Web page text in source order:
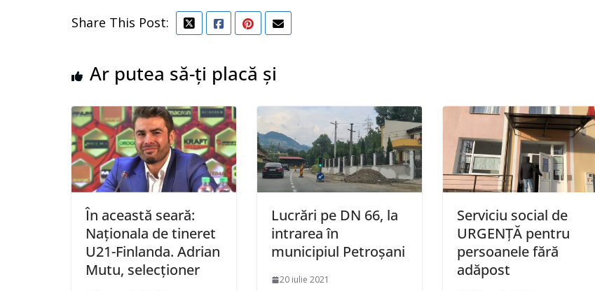
Share This Post:
Ar putea să-ți placă și
În această seară:
Naționala de tineret
U21-Finlanda. Adrian
Mutu, selecționer
Lucrări pe DN 66, la
intrarea în
municipiul Petroșani
20 iulie 2021
Serviciu social de
URGENȚĂ pentru
persoanele fără
adăpost